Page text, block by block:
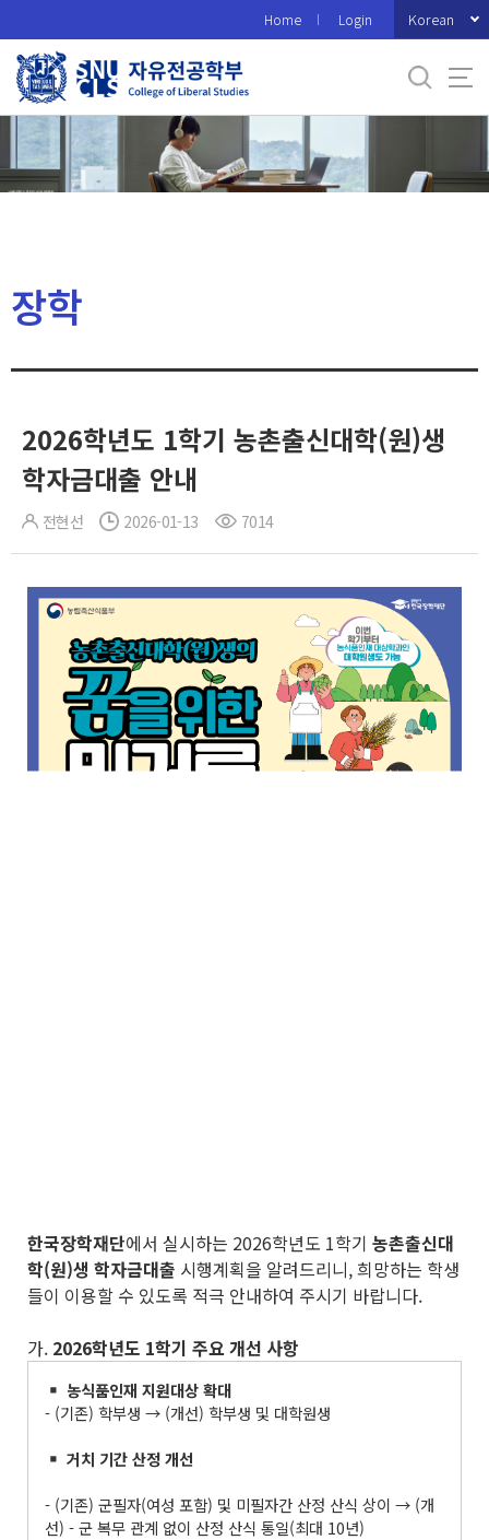
로
메
Home Login Korean
장학
2026학년도 1학기 농촌출신대학(원)생
학자금대출 안내
전현선 2026-01-13 7014
한국장학재단에서 실시하는 2026학년도 1학기 농촌출신대
학(원)생 학자금대출 시행계획을 알려드리니, 희망하는 학생
들이 이용할 수 있도록 적극 안내하여 주시기 바랍니다.
가. 2026학년도 1학기 주요 개선 사항
농식품인재 지원대상 확대
- (기존) 학부생 → (개선) 학부생 및 대학원생
거치 기간 산정 개선
- (기존) 군필자(여성 포함) 및 미필자간 산정 산식 상이 → (개
선) - 군 복무 관계 없이 산정 산식 통일(최대 10년)